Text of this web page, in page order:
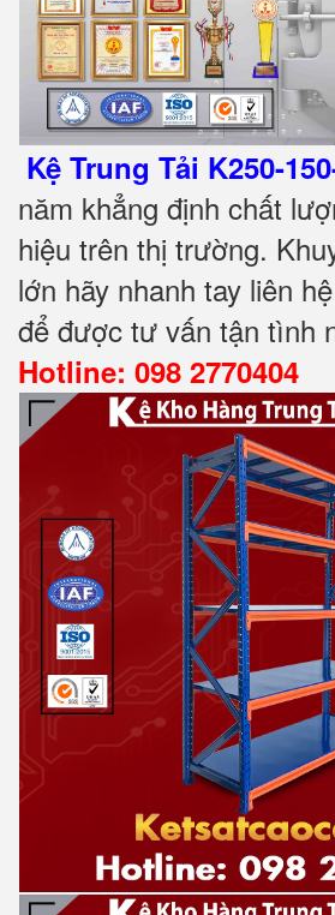
Kệ Trung Tải K250-
năm khẳng định chất
hiệu trên thị trường.
lớn hãy nhanh tay liên
để được tư vấn tận tình
Hotline: 098 2770404